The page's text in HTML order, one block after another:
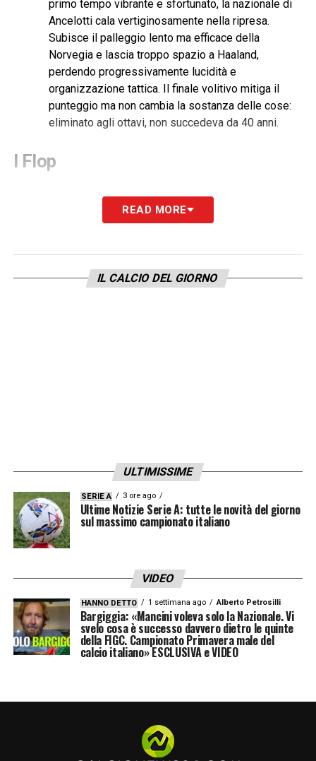
primo tempo vibrante e sfortunato, la nazionale di
Ancelotti cala vertiginosamente nella ripresa.
Subisce il palleggio lento ma efficace della
Norvegia e lascia troppo spazio a Haaland,
perdendo progressivamente lucidità e
organizzazione tattica. Il finale volitivo mitiga il
punteggio ma non cambia la sostanza delle cose:
eliminato agli ottavi, non succedeva da 40 anni.
I Flop
LA PLAYLIST DELLE NOSTRE TOP NEWS
READ MORE
IL CALCIO DEL GIORNO
ULTIMISSIME
SERIE A 3 ore ago
Ultime Notizie Serie A: tutte le novità del giorno
sul massimo campionato italiano
VIDEO
HANNO DETTO 1 settimana ago Alberto Petrosilli
Bargiggia: «Mancini voleva solo la Nazionale. Vi
svelo cosa è successo davvero dietro le quinte
della FIGC. Campionato Primavera male del
calcio italiano» ESCLUSIVA e VIDEO